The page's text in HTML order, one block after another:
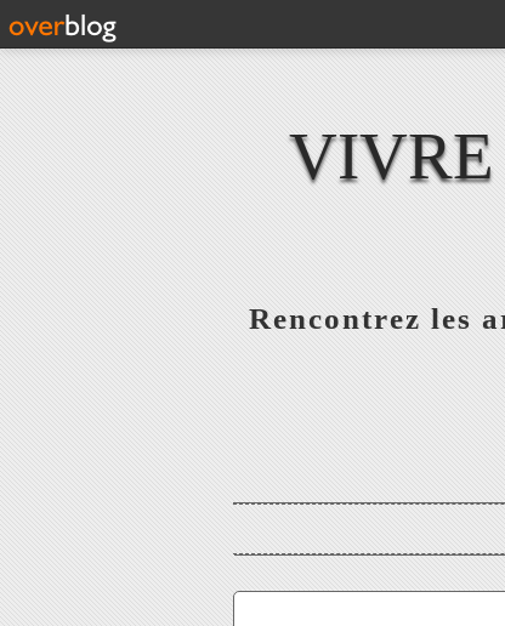
VIVRE
Rencontrez les